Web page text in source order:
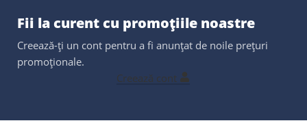
Fii la curent cu promoțiile noastre
Creează-ți un cont pentru a fi anunțat de noile prețuri
promoționale.
Creează cont